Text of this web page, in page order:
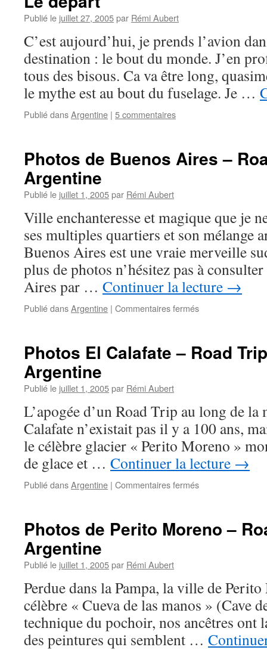
Publié le juillet 27, 2005par Rémi Aubert
C’est aujourd’hui, je prends l’avion
destination : le bout du monde. J’en
tous des bisous. Ca va être long,
le mythe est au bout du fuselage. Je …
Publié dansArgentine | 5 commentaires
Photos de Buenos Aires –
Argentine
Publié le juillet 1, 2005par Rémi Aubert
Ville enchanteresse et magique que je
ses multiples quartiers et son mélange
Buenos Aires est une vraie merveille
plus de photos n’hésitez pas à
Aires par … Continuer la lecture →
Publié dansArgentine | Commentaires ferméssur
Aires
–
Argentine
Photos El Calafate – Road
Argentine
Publié le juillet 1, 2005par Rémi Aubert
L’apogée d’un Road Trip au long de
Calafate n’existait pas il y a 100 ans,
le célèbre glacier « Perito Moreno »
de glace et … Continuer la lecture →
Publié dansArgentine | Commentaires ferméssur
–
Argentine
Photos de Perito Moreno –
Argentine
Publié le juillet 1, 2005par Rémi Aubert
Perdue dans la Pampa, la ville de
célèbre « Cueva de las manos » (Cave
technique du pochoir, nos ancêtres ont
des peintures qui semblent …